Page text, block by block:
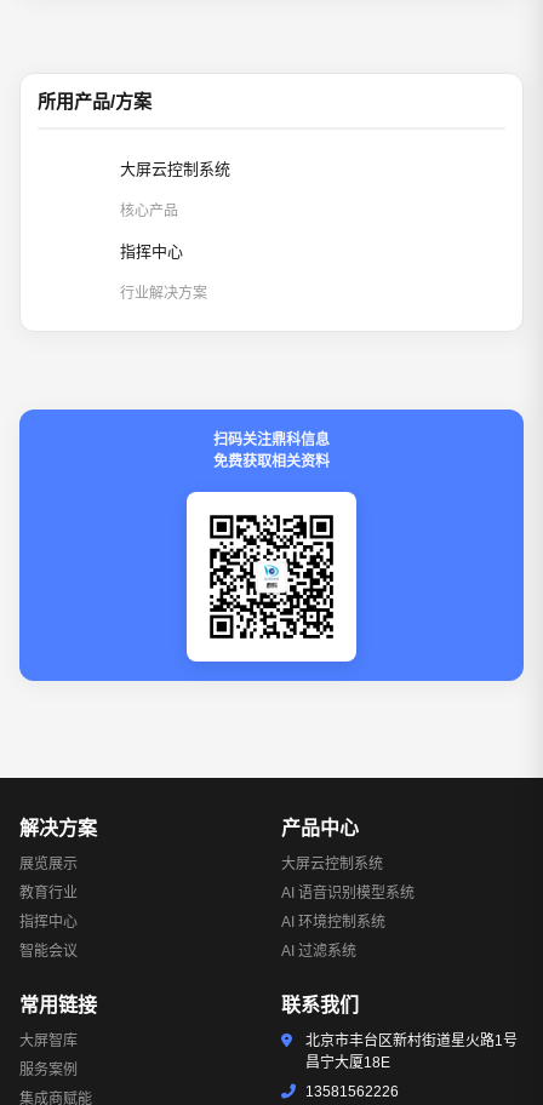
所用产品/方案
大屏云控制系统
核心产品
指挥中心
行业解决方案
扫码关注鼎科信息
免费获取相关资料
产品中心
大屏云控制系统
AI 语音识别模型系统
AI 环境控制系统
AI 过滤系统
解决方案
展览展示
教育行业
指挥中心
智能会议
常用链接
大屏智库
服务案例
集成商赋能
联系我们
北京市丰台区新村街道星火路1号
昌宁大厦18E
13581562226